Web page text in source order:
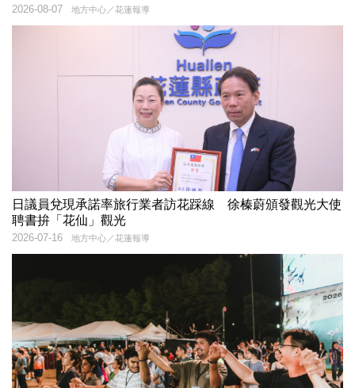
地方中心／花蓮報導
2026-08-07
日議員兌現承諾率旅行業者訪花踩線 徐榛蔚頒發觀光大使
聘書拚「花仙」觀光
地方中心／花蓮報導
2026-07-16